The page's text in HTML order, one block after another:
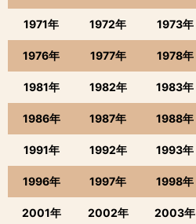
1971年 1972年 1973年
1976年 1977年 1978年
1981年 1982年 1983年
1986年 1987年 1988年
1991年 1992年 1993年
1996年 1997年 1998年
2001年 2002年 2003年